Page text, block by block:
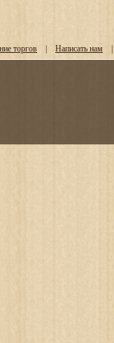
торгов | Написать нам |